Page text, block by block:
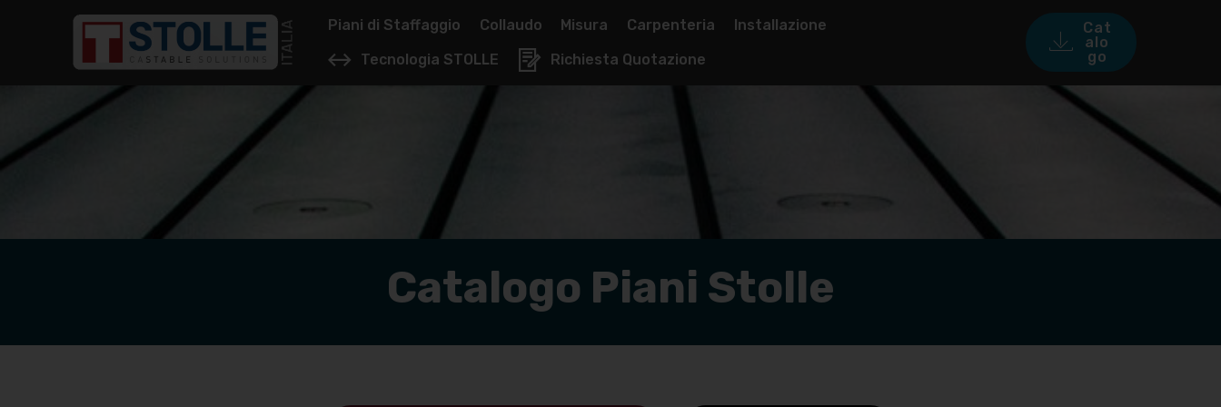
Piani di Staffaggio Collaudo Misura Carpenteria Installazione
Tecnologia STOLLE Richiesta Quotazione
Cat
alo
go
Catalogo Piani Stolle